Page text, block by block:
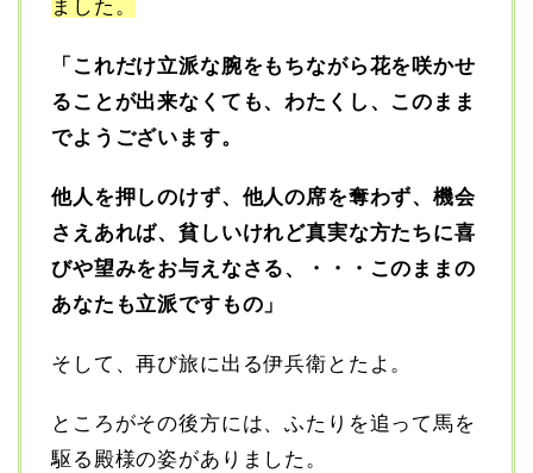
ました。
「これだけ立派な腕をもちながら花を咲かせ
ることが出来なくても、わたくし、このまま
でようございます。
他人を押しのけず、他人の席を奪わず、機会
さえあれば、貧しいけれど真実な方たちに喜
びや望みをお与えなさる、・・・このままの
あなたも立派ですもの」
そして、再び旅に出る伊兵衛とたよ。
ところがその後方には、ふたりを追って馬を
駆る殿様の姿がありました。